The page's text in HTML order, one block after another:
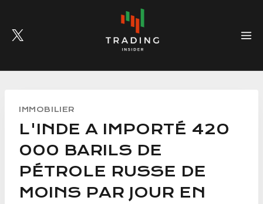
content
IMMOBILIER
L'INDE A IMPORTÉ 420
000 BARILS DE
PÉTROLE RUSSE DE
MOINS PAR JOUR EN